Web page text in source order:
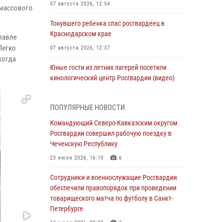
07 августа 2026, 12:54
Тонувшего ребенка спас росгвардеец в
Краснодарском крае
07 августа 2026, 12:37
Юные гости из летних лагерей посетили
кинологический центр Росгвардии (видео)
Ветеран войск правопорядка генерал-майор
Иван Пияшев – герой выпуска «Легенды
армии с Александром Маршалом»
07 августа 2026, 12:00
округу Росгвардии и ветераны военной
контрразведки почтили память Николая
Кузнецова
07 августа 2026, 12:00
ПОПУЛЯРНЫЕ НОВОСТИ
Командующий Северо-Кавказским округом
Росгвардии совершил рабочую поездку в
Чеченскую Республику
23 июля 2026, 16:10 6
Сотрудники и военнослужащие Росгвардии
обеспечили правопорядок при проведении
товарищеского матча по футболу в Санкт-
Петербурге